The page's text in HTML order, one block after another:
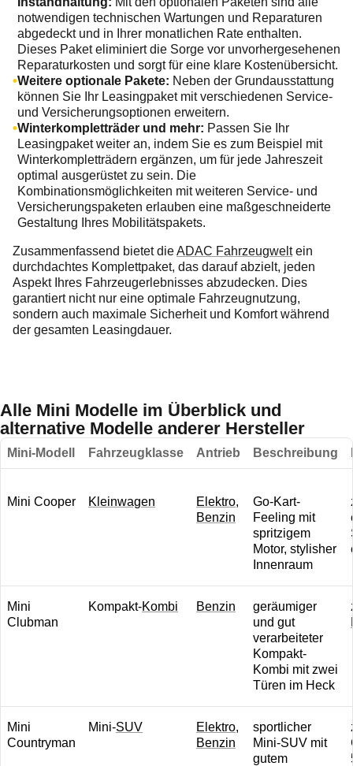
notwendigen technischen Wartungen und Reparaturen
abgedeckt und in Ihrer monatlichen Rate enthalten.
Dieses Paket eliminiert die Sorge vor unvorhergesehenen
Reparaturkosten und sorgt für eine klare Kostenübersicht.
Weitere optionale Pakete: Neben der Grundausstattung
können Sie Ihr Leasingpaket mit verschiedenen Service-
und Versicherungsoptionen erweitern.
Winterkompletträder und mehr: Passen Sie Ihr
Leasingpaket weiter an, indem Sie es zum Beispiel mit
Winterkompletträdern ergänzen, um für jede Jahreszeit
optimal ausgerüstet zu sein. Die
Kombinationsmöglichkeiten mit weiteren Service- und
Versicherungspaketen erlauben eine maßgeschneiderte
Gestaltung Ihres Mobilitätspakets.
Zusammenfassend bietet dieADAC Fahrzeugweltein
durchdachtes Komplettpaket, das darauf abzielt, jeden
Aspekt Ihres Fahrzeugerlebnisses abzudecken. Dies
garantiert nicht nur eine optimale Fahrzeugnutzung,
sondern auch maximale Sicherheit und Komfort während
der gesamten Leasingdauer.
Alle Mini Modelle im Überblick und
alternative Modelle anderer Hersteller
Mini-Modell Fahrzeugklasse Antrieb Beschreibung
Mini Cooper Kleinwagen Elektro,
Benzin
Go-Kart-
Feeling mit
spritzigem
Motor, stylisher
Innenraum
Mini
Clubman
Kompakt-Kombi Benzin
geräumiger
und gut
verarbeiteter
Kompakt-
Kombi mit zwei
Türen im Heck
Mini
Countryman
Mini-SUV Elektro,
Benzin
sportlicher
Mini-SUV mit
gutem